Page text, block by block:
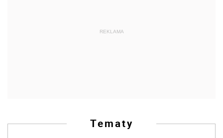
REKLAMA
Tematy